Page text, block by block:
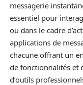
messagerie
essentiel pour
ou dans le cadre
applications de
chacune offrant un
de fonctionnalités et
d’outils